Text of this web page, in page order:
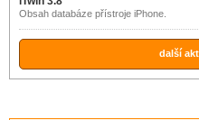
Obsah databáze přístroje iPhone.
další